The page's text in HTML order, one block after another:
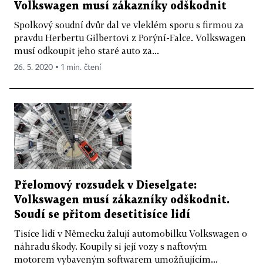
Volkswagen musí zákazníky odškodnit
Spolkový soudní dvůr dal ve vleklém sporu s firmou za
pravdu Herbertu Gilbertovi z Porýní-Falce. Volkswagen
musí odkoupit jeho staré auto za...
26. 5. 2020 ▪ 1 min. čtení
Přelomový rozsudek v Dieselgate:
Volkswagen musí zákazníky odškodnit.
Soudí se přitom desetitisíce lidí
Tisíce lidí v Německu žalují automobilku Volkswagen o
náhradu škody. Koupily si její vozy s naftovým
motorem vybaveným softwarem umožňujícím...